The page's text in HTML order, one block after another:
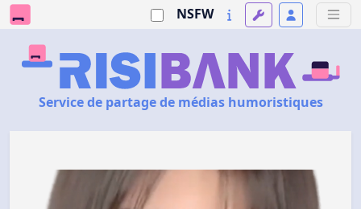
NSFW
Service de partage de médias humoristiques